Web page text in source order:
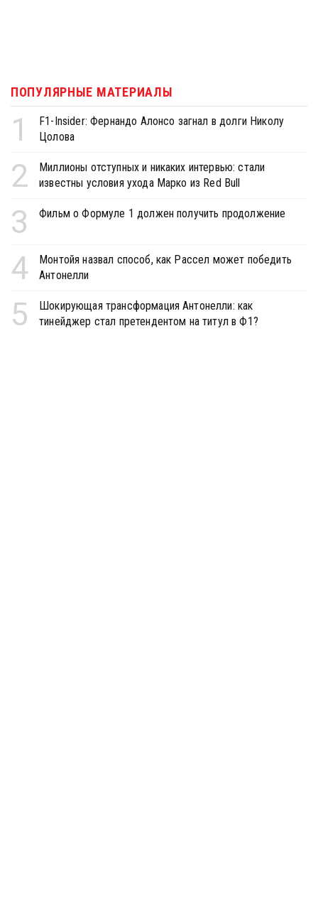
ПОПУЛЯРНЫЕ МАТЕРИАЛЫ
1
F1-Insider: Фернандо Алонсо загнал в долги Николу
Цолова
2
Миллионы отступных и никаких интервью: стали
известны условия ухода Марко из Red Bull
3 Фильм о Формуле 1 должен получить продолжение
4
Монтойя назвал способ, как Рассел может победить
Антонелли
5
Шокирующая трансформация Антонелли: как
тинейджер стал претендентом на титул в Ф1?